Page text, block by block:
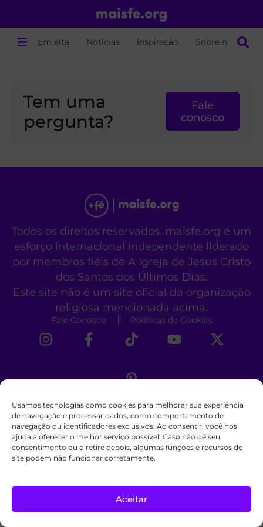
Usamos tecnologias como cookies para melhorar sua experiência
de navegação e processar dados, como comportamento de
navegação ou identificadores exclusivos. Ao consentir, você nos
ajuda a oferecer o melhor serviço possível. Caso não dê seu
consentimento ou o retire depois, algumas funções e recursos do
site podem não funcionar corretamente.
Aceitar
Em alta Notícias Inspiração Sobre nós
Tem uma
pergunta?
Fale
conosco
Todos os direitos reservados. maisfe.org é um
esforço internacional independente liderado
por membros fiéis de A Igreja de Jesus Cristo
dos Santos dos Últimos Dias.
Este site não é um site oficial da organização
religiosa mencionada acima.
Fale Conosco Políticas de Cookies